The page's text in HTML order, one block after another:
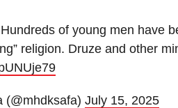
of young men have
religion. Druze and other
July 15, 2025